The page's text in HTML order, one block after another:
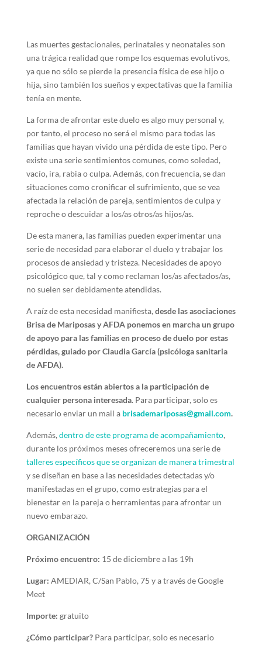
Las muertes gestacionales, perinatales y neonatales son
una trágica realidad que rompe los esquemas evolutivos,
ya que no sólo se pierde la presencia física de ese hijo o
hija, sino también los sueños y expectativas que la familia
tenía en mente.
La forma de afrontar este duelo es algo muy personal y,
por tanto, el proceso no será el mismo para todas las
familias que hayan vivido una pérdida de este tipo. Pero
existe una serie sentimientos comunes, como soledad,
vacío, ira, rabia o culpa. Además, con frecuencia, se dan
situaciones como cronificar el sufrimiento, que se vea
afectada la relación de pareja, sentimientos de culpa y
reproche o descuidar a los/as otros/as hijos/as.
De esta manera, las familias pueden experimentar una
serie de necesidad para elaborar el duelo y trabajar los
procesos de ansiedad y tristeza. Necesidades de apoyo
psicológico que, tal y como reclaman los/as afectados/as,
no suelen ser debidamente atendidas.
A raíz de esta necesidad manifiesta, desde las asociaciones
Brisa de Mariposas y AFDA ponemos en marcha un grupo
de apoyo para las familias en proceso de duelo por estas
pérdidas, guiado por Claudia García (psicóloga sanitaria
de AFDA).
Los encuentros están abiertos a la participación de
cualquier persona interesada. Para participar, solo es
necesario enviar un mail a brisademariposas@gmail.com.
Además, dentro de este programa de acompañamiento,
durante los próximos meses ofreceremos una serie de
talleres específicos que se organizan de manera trimestral
y se diseñan en base a las necesidades detectadas y/o
manifestadas en el grupo, como estrategias para el
bienestar en la pareja o herramientas para afrontar un
nuevo embarazo.
ORGANIZACIÓN
Próximo encuentro: 15 de diciembre a las 19h
Lugar: AMEDIAR, C/San Pablo, 75 y a través de Google
Meet
Importe: gratuito
¿Cómo participar?Para participar, solo es necesario